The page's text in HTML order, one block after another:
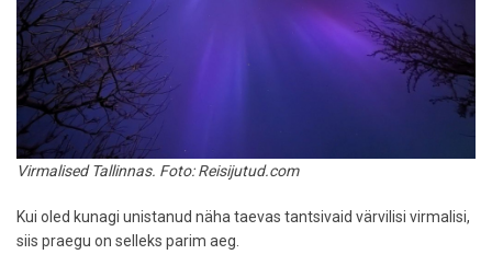
Virmalised Tallinnas. Foto: Reisijutud.com
Kui oled kunagi unistanud näha taevas tantsivaid värvilisi virmalisi,
siis praegu on selleks parim aeg.